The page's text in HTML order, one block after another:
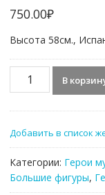
750.00₽
Высота 58см.,
Количество
товара
Фёрби,
фиолетовый
В
Добавить в список
Категории: Герои
Большие фигуры,